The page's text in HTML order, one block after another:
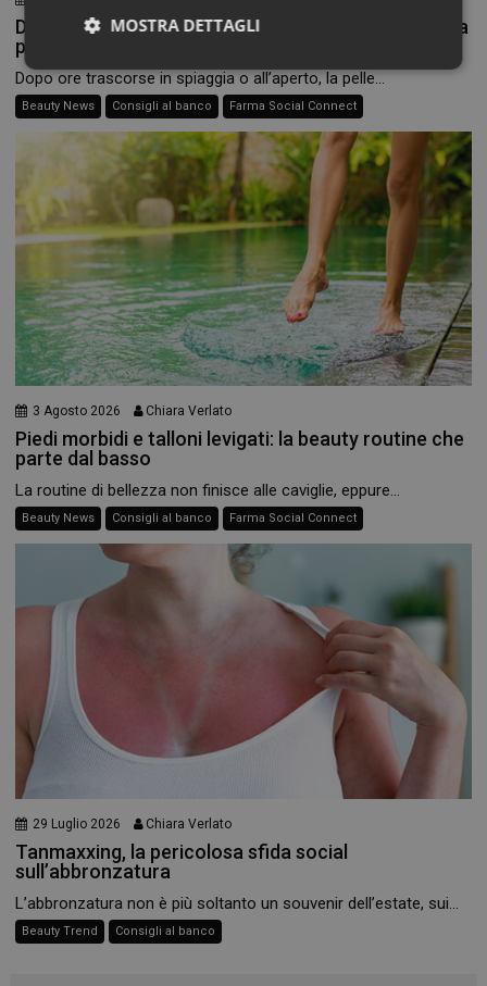
Doposole, il beauty ritual che fa durare l’estate sulla
pelle
Dopo ore trascorse in spiaggia o all’aperto, la pelle...
Beauty News Consigli al banco Farma Social Connect
3 Agosto 2026 Chiara Verlato
Piedi morbidi e talloni levigati: la beauty routine che
parte dal basso
La routine di bellezza non finisce alle caviglie, eppure...
Beauty News Consigli al banco Farma Social Connect
29 Luglio 2026 Chiara Verlato
Tanmaxxing, la pericolosa sfida social
sull’abbronzatura
L’abbronzatura non è più soltanto un souvenir dell’estate, sui...
Beauty Trend Consigli al banco
MOSTRA DETTAGLI
Necessari
Necessari
I cookie necessari contribuiscono a rendere fruibile il
sito web abilitandone funzionalità di base quali la
navigazione sulle pagine e l'accesso alle aree
protette del sito. Il sito web non è in grado di
funzionare correttamente senza questi cookie.
NOME
FORNITORE/DOMINIO
SCADENZA
_ga
Google LLC